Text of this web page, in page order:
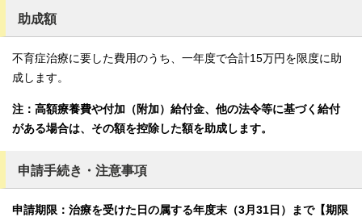
助成額
不育症治療に要した費用のうち、一年度で合計15万円を限度に助
成します。
注：高額療養費や付加（附加）給付金、他の法令等に基づく給付
がある場合は、その額を控除した額を助成します。
申請手続き・注意事項
申請期限：治療を受けた日の属する年度末（3月31日）まで【期限